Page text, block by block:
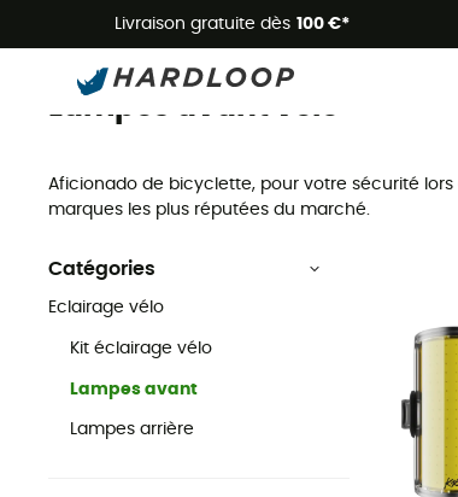
Livraison gratuite dès 100 €*
Accessoires Eclairage vélo Lampes avant
Lampes avant vélo
Aficionado de bicyclette, pour votre sécurité
marques les plus réputées du marché.
Catégories
Eclairage vélo
Kit éclairage vélo
Lampes avant
Lampes arrière